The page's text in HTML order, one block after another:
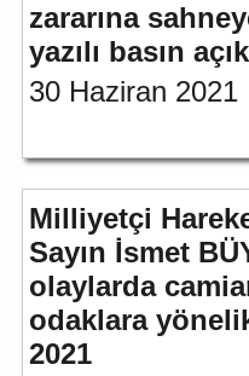
zararına
yazılı basın
30 Haziran 2021
Milliyetçi
Sayın İsmet
olaylarda
odaklara
2021